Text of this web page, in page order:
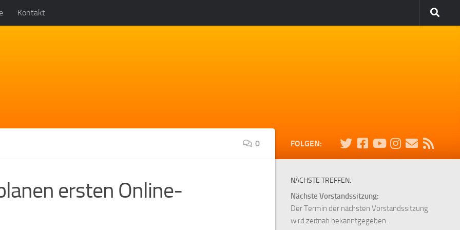
Kontakt
0
ersten Online-
FOLGEN:
NÄCHSTE TREFFEN:
Nächste Vorstandssitzung:
Der Termin der nächsten Vorstandssitzung
wird zeitnah bekanntgegeben.